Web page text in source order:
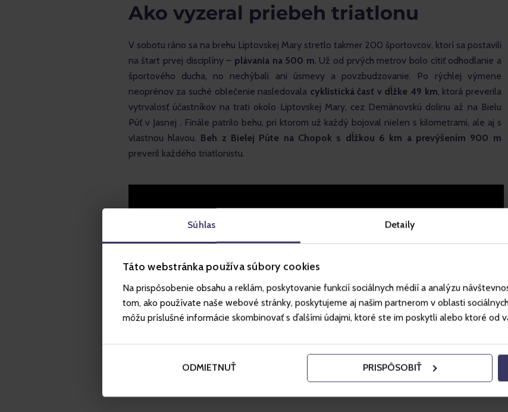
Súhlas Detaily
Táto webstránka používa súbory cookies
Na prispôsobenie obsahu a reklám, poskytovanie funkcií sociálnych médií a analýzu
tom, ako používate naše webové stránky, poskytujeme aj našim partnerom v oblasti
môžu príslušné informácie skombinovať s ďalšími údajmi, ktoré ste im poskytli alebo ktoré od
ODMIETNUŤ PRISPÔSOBIŤ
Ako vyzeral priebeh triatlonu
V sobotu ráno sa na brehu Liptovskej Mary stretlo takmer 200 športovcov, ktorí sa postavili
na štart prvej disciplíny – plávania na 500 m . Už od prvých metrov bolo cítiť odhodlanie a
športového ducha, no nechýbali ani úsmevy a povzbudzovanie. Po rýchlej výmene
neoprénov za suché oblečenie nasledovala cyklistická časť v dĺžke 49 km , ktorá preverila
vytrvalosť účastníkov na trati okolo Liptovskej Mary, cez Demänovskú dolinu až na Bielu
Púť v Jasnej . Finále patrilo behu, pri ktorom už každý bojoval nielen s kilometrami, ale aj s
vlastnou hlavou. Beh z Bielej Púte na Chopok s dĺžkou 6 km a prevýšením 900 m
preveril každého triatlonistu.